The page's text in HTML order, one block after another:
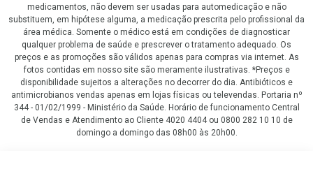
medicamentos, não devem ser usadas para automedicação e não
substituem, em hipótese alguma, a medicação prescrita pelo profissional da
área médica. Somente o médico está em condições de diagnosticar
qualquer problema de saúde e prescrever o tratamento adequado. Os
preços e as promoções são válidos apenas para compras via internet. As
fotos contidas em nosso site são meramente ilustrativas. *Preços e
disponibilidade sujeitos a alterações no decorrer do dia. Antibióticos e
antimicrobianos vendas apenas em lojas físicas ou televendas. Portaria nº
344 - 01/02/1999 - Ministério da Saúde. Horário de funcionamento Central
de Vendas e Atendimento ao Cliente 4020 4404 ou 0800 282 10 10 de
domingo a domingo das 08h00 às 20h00.